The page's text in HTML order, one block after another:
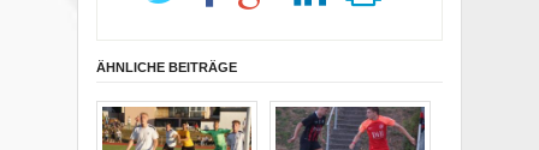
ÄHNLICHE BEITRÄGE